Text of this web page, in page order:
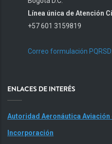
Línea única de Atención
+57 601 3159819
Correo formulación PQRSD:
ENLACES DE INTERÉS
Autoridad Aeronáutica Aviación
Incorporación